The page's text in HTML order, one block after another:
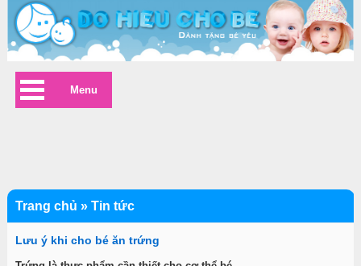
Lưu ý khi cho bé ăn trứng
Trang chủ » Tin tức
Menu